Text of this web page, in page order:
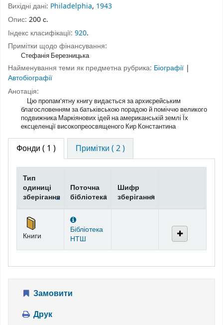
Вихідні дані: Philadelphia, 1943
Опис: 200 с.
Індекс класифікації: 920.
Примітки щодо фінансування:
Стефанія Березницька
Найменування теми як предметна рубрика: Біографії |
Автобіографії
Анотація:
Цю пропам'ятну книгу видається за архиєрейським
благословенням за батьківською порадою й поміччю великого
подвижника Маркіянових ідей на американській землі Їх
ексцеленції високопреосвященого Кир Константина
Фонди ( 1 ) Примітки ( 2 )
Фонди
Тип
одиниці
зберігання
Поточна
бібліотека
Шифр
зберігання
Книги
Бібліотека
НТШ
Замовити
Друк